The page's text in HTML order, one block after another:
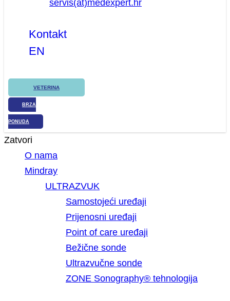
servis(at)medexpert.hr
Kontakt
EN
VETERINA
BRZA
PONUDA
Zatvori
O nama
Mindray
ULTRAZVUK
Samostojeći uređaji
Prijenosni uređaji
Point of care uređaji
Bežične sonde
Ultrazvučne sonde
ZONE Sonography® tehnologija